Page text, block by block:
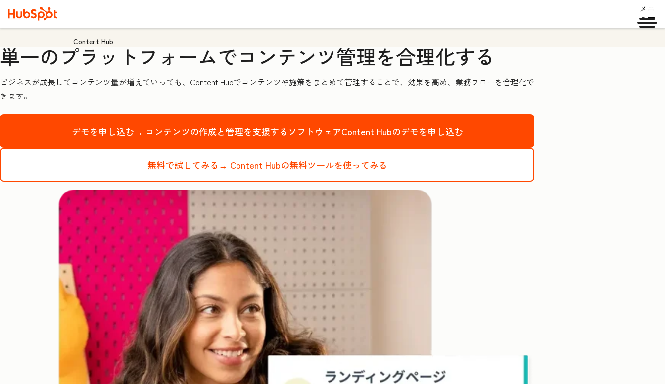
メニ
ュー
Content Hub
単一のプラットフォームでコンテンツ管理を合理化する
ビジネスが成長してコンテンツ量が増えていっても、Content Hubでコンテンツや施策をまとめて管理することで、効果を高め、業務フローを合理化で
きます。
デモを申し込む→ コンテンツの作成と管理を支援するソフトウェアContent Hubのデモを申し込む
無料で試してみる→ Content Hubの無料ツールを使ってみる